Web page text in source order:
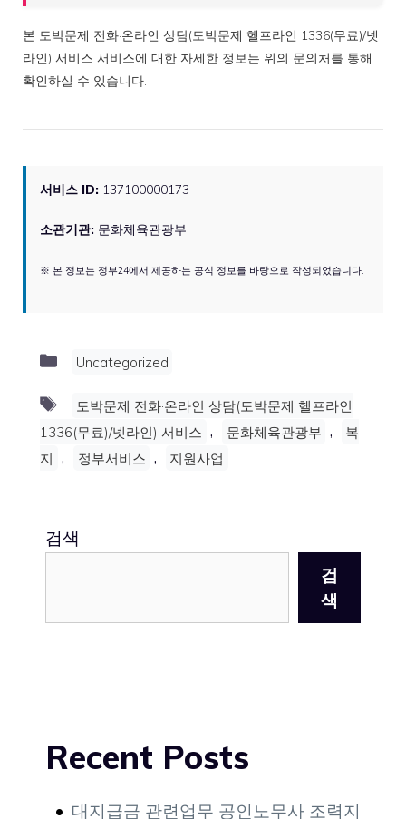
본 도박문제 전화·온라인 상담(도박문제 헬프라인 1336(무료)/넷
라인) 서비스 서비스에 대한 자세한 정보는 위의 문의처를 통해
확인하실 수 있습니다.
서비스 ID: 137100000173
소관기관: 문화체육관광부
※ 본 정보는 정부24에서 제공하는 공식 정보를 바탕으로 작성되었습니다.
Categories
Uncategorized
Tags
도박문제 전화·온라인 상담(도박문제 헬프라인
1336(무료)/넷라인) 서비스 , 문화체육관광부 ,
복
지 , 정부서비스 , 지원사업
검색
검
색
Recent Posts
대지급금 관련업무 공인노무사 조력지